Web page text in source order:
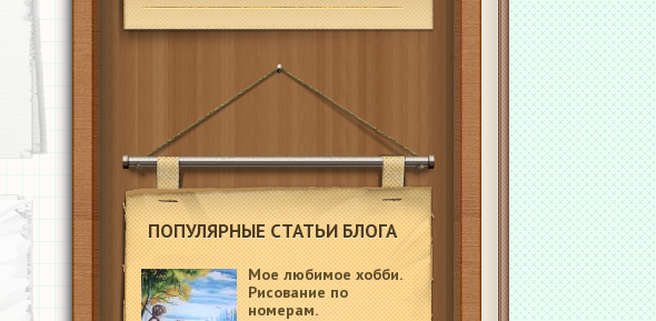
ПОПУЛЯРНЫЕ СТАТЬИ БЛОГА
Мое любимое хобби.
Рисование по
номерам.